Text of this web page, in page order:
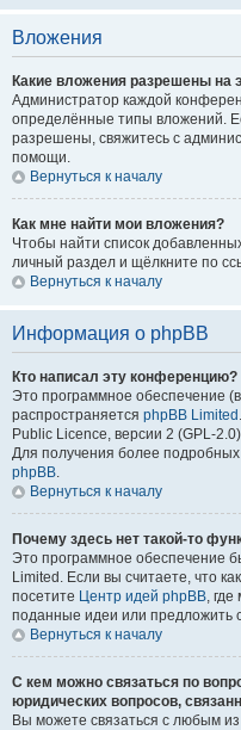
Вложения
Какие вложения разрешены на
Администратор каждой
определённые типы вложений.
разрешены, свяжитесь с
помощи.
Вернуться к началу
Как мне найти мои вложения?
Чтобы найти список
личный раздел и щёлкните по
Вернуться к началу
Информация о phpBB
Кто написал эту конференцию?
Это программное обеспечение
распространяется phpBB Limited
Public Licence, версии 2 (GPL-
Для получения более
phpBB.
Вернуться к началу
Почему здесь нет такой-то
Это программное обеспечение
Limited. Если вы считаете, что
посетите Центр идей phpBB,
поданные идеи или предложить
Вернуться к началу
С кем можно связаться по
юридических вопросов,
Вы можете связаться с любым